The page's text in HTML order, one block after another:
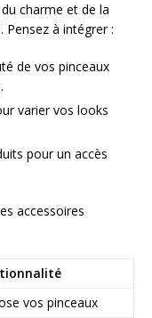
charme et de la
à intégrer :
de vos pinceaux
varier vos looks
pour un accès
accessoires
vos pinceaux